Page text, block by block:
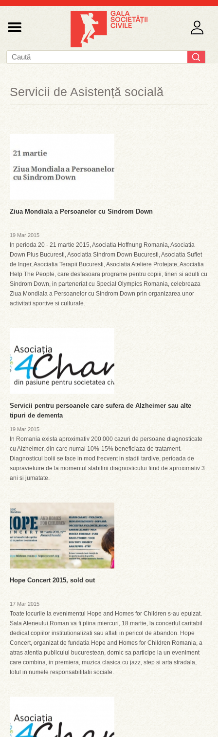
Servicii de Asistență socială
Ziua Mondiala a Persoanelor cu Sindrom Down
19 Mar 2015
In perioda 20 - 21 martie 2015, Asociatia Hoffnung Romania, Asociatia
Down Plus Bucuresti, Asociatia Sindrom Down Bucuresti, Asociatia Suflet
de Inger, Asociatia Terapii Bucuresti, Asociatia Ateliere Protejate, Asociatia
Help The People, care desfasoara programe pentru copiii, tineri si adulti cu
Sindrom Down, in parteneriat cu Special Olympics Romania, celebreaza
Ziua Mondiala a Persoanelor cu Sindrom Down prin organizarea unor
activitati sportive si culturale.
Servicii pentru persoanele care sufera de Alzheimer sau alte
tipuri de dementa
19 Mar 2015
In Romania exista aproximativ 200.000 cazuri de persoane diagnosticate
cu Alzheimer, din care numai 10%-15% beneficiaza de tratament.
Diagnosticul bolii se face in mod frecvent in stadii tardive, perioada de
supravietuire de la momentul stabilirii diagnosticului fiind de aproximativ 3
ani si jumatate.
Hope Concert 2015, sold out
17 Mar 2015
Toate locurile la evenimentul Hope and Homes for Children s-au epuizat.
Sala Ateneului Roman va fi plina miercuri, 18 martie, la concertul caritabil
dedicat copiilor institutionalizati sau aflati in pericol de abandon. Hope
Concert, organizat de fundatia Hope and Homes for Children Romania, a
atras atentia publicului bucurestean, dornic sa participe la un eveniment
care combina, in premiera, muzica clasica cu jazz, step si arta stradala,
totul in numele responsabilitatii sociale.